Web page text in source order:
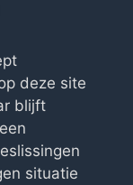
deze site
blijft
situatie